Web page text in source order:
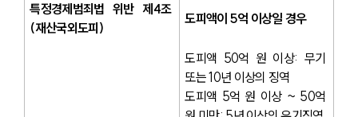
특정경제범죄법 위반 제4조
(재산국외도피)
도피액이 5억 이상일 경우
도피액 50억 원 이상: 무기
또는 10년 이상의 징역
도피액 5억 원 이상 ~ 50억